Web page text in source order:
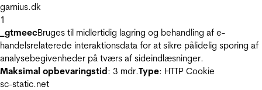
garnius.dk
1
_gtmeecBruges til midlertidig lagring og behandling af e-
handelsrelaterede interaktionsdata for at sikre pålidelig sporing af
analysebegivenheder på tværs af sideindlæsninger.
Maksimal opbevaringstid: 3 mdr.Type: HTTP Cookie
sc-static.net